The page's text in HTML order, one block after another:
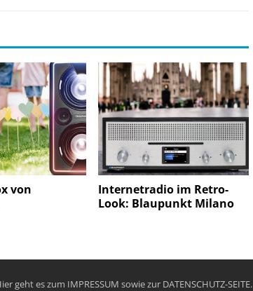
von
Internetradio im Retro-
Look: Blaupunkt Milano
geht es zum IMPRESSUM sowie zur DATENSCHUTZ-SEITE.